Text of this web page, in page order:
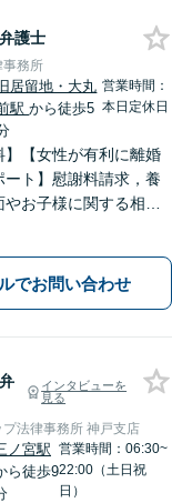
弁護士
事務所
旧居留地・大丸
駅から徒歩5
営業時間：
本日定休日
】【女性が有利に離婚
ート】慰謝料請求，養
お子様に関する相談
ながら交渉します。
【平日夜間可】【神戸
でお問い合わせ
弁
インタビューを
見る
法律事務所 神戸支店
ノ宮駅
ら徒歩9
営業時間：06:30~
22:00（土日祝
日）